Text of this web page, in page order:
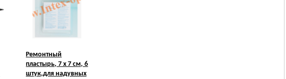
Ремонтный
пластырь, 7 х 7 см, 6
штук,для надувных